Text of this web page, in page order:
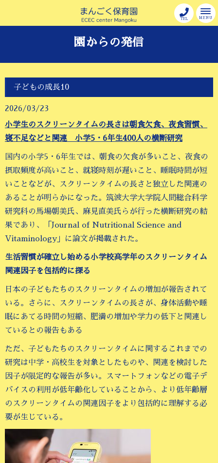
MENU
TEL
園からの発信
子どもの成長10
2026/03/23
小学生のスクリーンタイムの長さは朝食欠食、夜食習慣、
寝不足などと関連 小学5・6年生400人の横断研究
国内の小学5・6年生では、朝食の欠食が多いこと、夜食の
摂取頻度が高いこと、就寝時刻が遅いこと、睡眠時間が短
いことなどが、スクリーンタイムの長さと独立した関連の
あることが明らかになった。筑波大学大学院人間総合科学
研究科の馬場朝美氏、麻見直美氏らが行った横断研究の結
果であり、「Journal of Nutritional Science and
Vitaminology」に論文が掲載された。
生活習慣が確立し始める小学校高学年のスクリーンタイム
関連因子を包括的に探る
日本の子どもたちのスクリーンタイムの増加が報告されて
いる。さらに、スクリーンタイムの長さが、身体活動や睡
眠にあてる時間の短縮、肥満の増加や学力の低下と関連し
ているとの報告もある
ただ、子どもたちのスクリーンタイムに関するこれまでの
研究は中学・高校生を対象としたものや、関連を検討した
因子が限定的な報告が多い。スマートフォンなどの電子デ
バイスの利用が低年齢化していることから、より低年齢層
のスクリーンタイムの関連因子をより包括的に理解する必
要が生じている。